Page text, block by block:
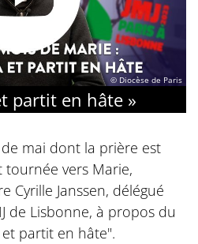
© Diocèse de Paris
partit en hâte »
mai dont la prière est
vers Marie,
Cyrille Janssen, délégué
de Lisbonne, à propos du
partit en hâte".